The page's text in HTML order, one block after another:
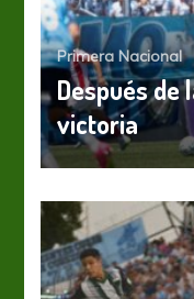
Primera Nacional
Después
victoria